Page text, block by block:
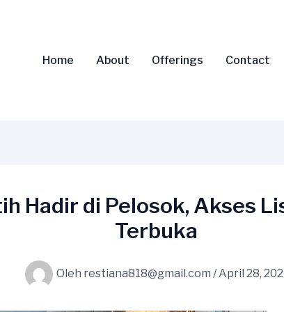
Home About Offerings Contact
Hadir di Pelosok, Akses
Terbuka
Oleh restiana818@gmail.com /April 28,